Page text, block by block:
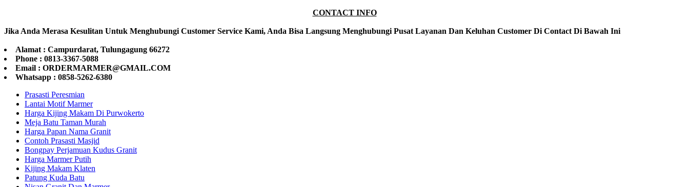
CONTACT INFO
Jika Anda Merasa Kesulitan Untuk Menghubungi Customer Service Kami, Anda Bisa Langsung Menghubungi Pusat Layanan Dan Keluhan Customer Di Contact Di Bawah Ini
Alamat : Campurdarat, Tulungagung 66272
Phone : 0813-3367-5088
Email : ORDERMARMER@GMAIL.COM
Whatsapp : 0858-5262-6380
Prasasti Peresmian
Lantai Motif Marmer
Harga Kijing Makam Di Purwokerto
Meja Batu Taman Murah
Harga Papan Nama Granit
Contoh Prasasti Masjid
Bongpay Perjamuan Kudus Granit
Harga Marmer Putih
Kijing Makam Klaten
Patung Kuda Batu